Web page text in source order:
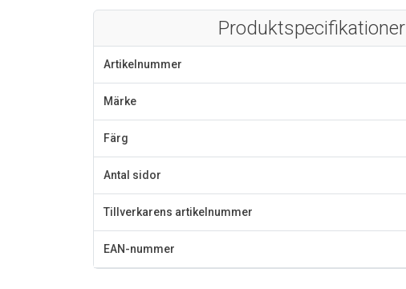
Produktspecifikationer
Artikelnummer
Märke
Färg
Antal sidor
Tillverkarens artikelnummer
EAN-nummer